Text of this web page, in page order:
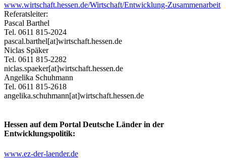
www.wirtschaft.hessen.de/Wirtschaft/Entwicklung-Zusammenarbeit
Referatsleiter:
Pascal Barthel
Tel. 0611 815-2024
pascal.barthel[at]wirtschaft.hessen.de
Niclas Späker
Tel. 0611 815-2282
niclas.spaeker[at]wirtschaft.hessen.de
Angelika Schuhmann
Tel. 0611 815-2618
angelika.schuhmann[at]wirtschaft.hessen.de
Hessen auf dem Portal Deutsche Länder in der
Entwicklungspolitik:
www.ez-der-laender.de